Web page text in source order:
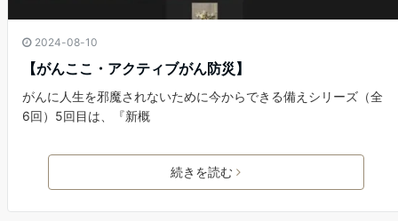
2024-08-10
【がんここ・アクティブがん防災】
がんに人生を邪魔されないために今からできる備えシリーズ（全
6回）5回目は、『新概
続きを読む